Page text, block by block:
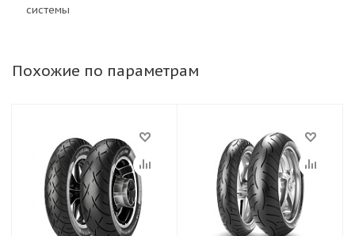
системы
Похожие по параметрам